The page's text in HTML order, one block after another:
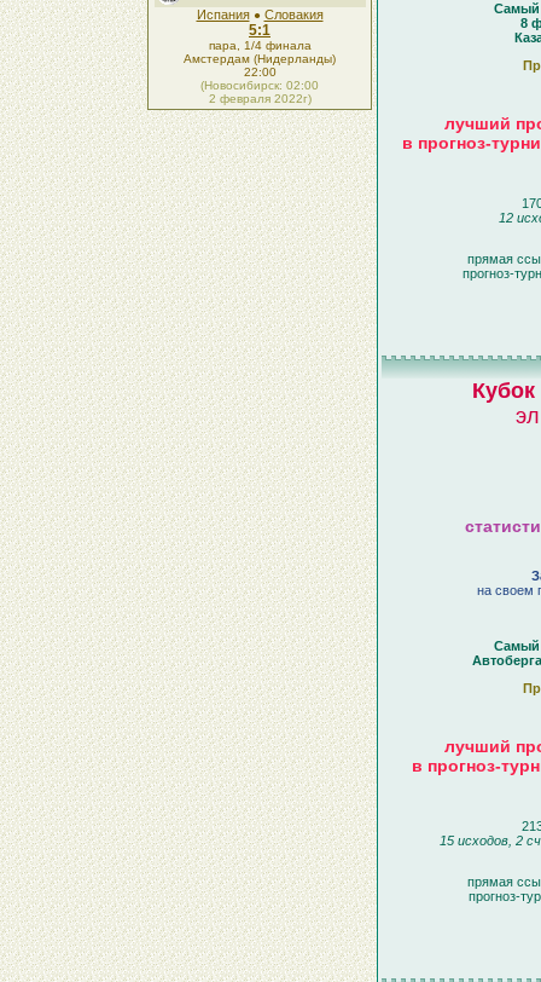
Испания● Словакия
5:1
пара, 1/4 финала
Амстердам (Нидерланды)
22:00
(Новосибирск: 02:00
2 февраля 2022г)
Самый
8
лучший
в прогноз-
12
прямая
прогноз-
на своем
Самый
лучший
в прогноз-
15 исходов, 2
прямая
прогноз-